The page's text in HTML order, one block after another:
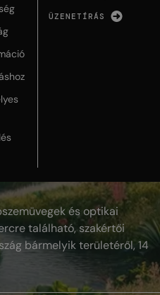
ÜZENETÍRÁS
és optikai
található, szakértői
bármelyik területéről, 14